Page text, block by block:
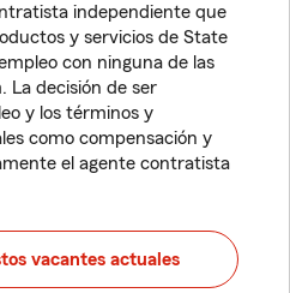
independiente que
y servicios de State
con ninguna de las
La decisión de ser
y los términos y
como compensación y
el agente contratista
vacantes actuales